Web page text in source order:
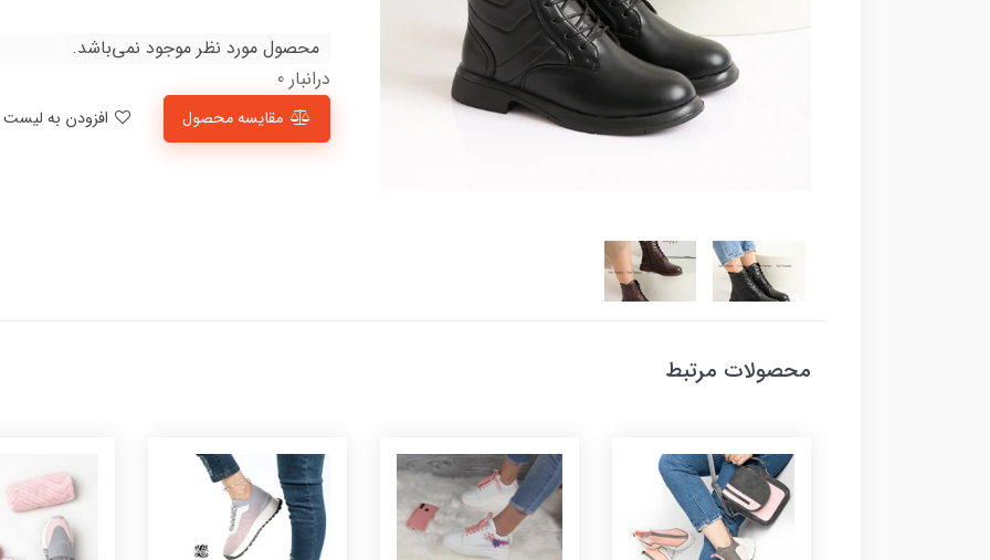
محصول مورد نظر موجود نمی‌باشد.
درانبار 0
مقایسه محصول
محصولات مرتبط